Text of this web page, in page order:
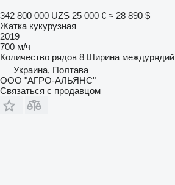
342 800 000 UZS 25 000 € ≈ 28 890 $
Жатка кукурузная
2019
700 м/ч
Количество рядов 8 Ширина междурядий
Украина, Полтава
ООО "АГРО-АЛЬЯНС"
Связаться с продавцом